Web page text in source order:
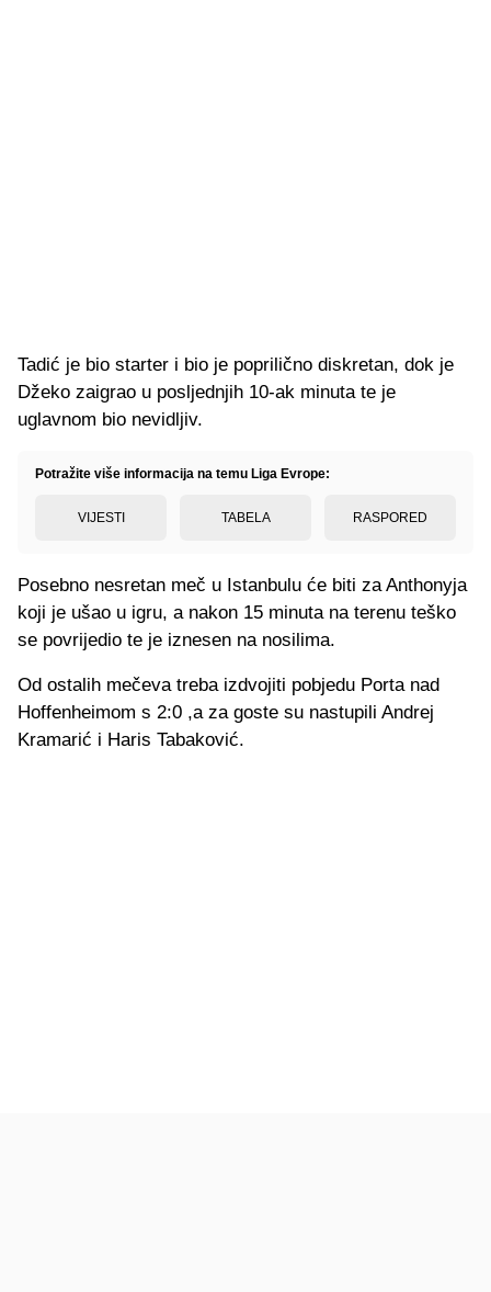
Tadić je bio starter i bio je poprilično diskretan, dok je
Džeko zaigrao u posljednjih 10-ak minuta te je
uglavnom bio nevidljiv.
Potražite više informacija na temu Liga Evrope:
VIJESTI TABELA RASPORED
Posebno nesretan meč u Istanbulu će biti za Anthonyja
koji je ušao u igru, a nakon 15 minuta na terenu teško
se povrijedio te je iznesen na nosilima.
Od ostalih mečeva treba izdvojiti pobjedu Porta nad
Hoffenheimom s 2:0 ,a za goste su nastupili Andrej
Kramarić i Haris Tabaković.